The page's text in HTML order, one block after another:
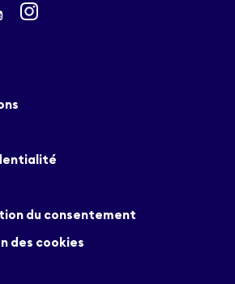
du consentement
des cookies